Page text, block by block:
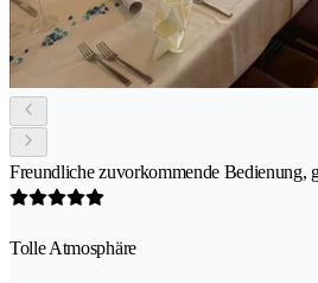
Freundliche zuvorkommende Bedienung,
Tolle Atmosphäre